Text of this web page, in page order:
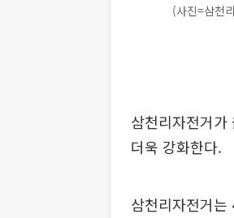
(사진=삼천
삼천리자전거
더욱 강화한다.
삼천리자전거